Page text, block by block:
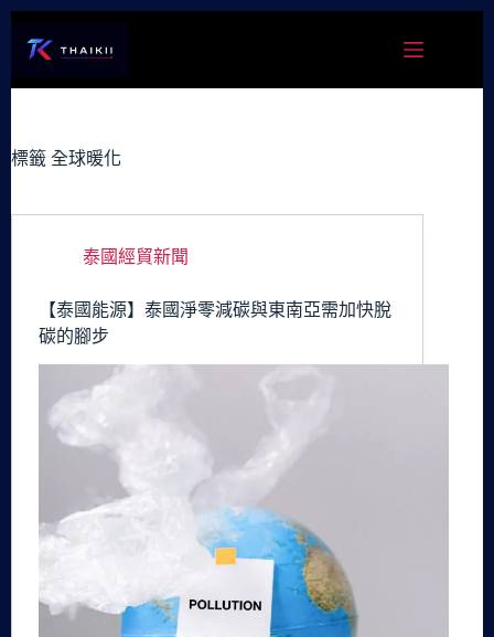
容
標籤 全球暖化
泰國經貿新聞
【泰國能源】泰國淨零減碳與東南亞需加快脫
碳的腳步